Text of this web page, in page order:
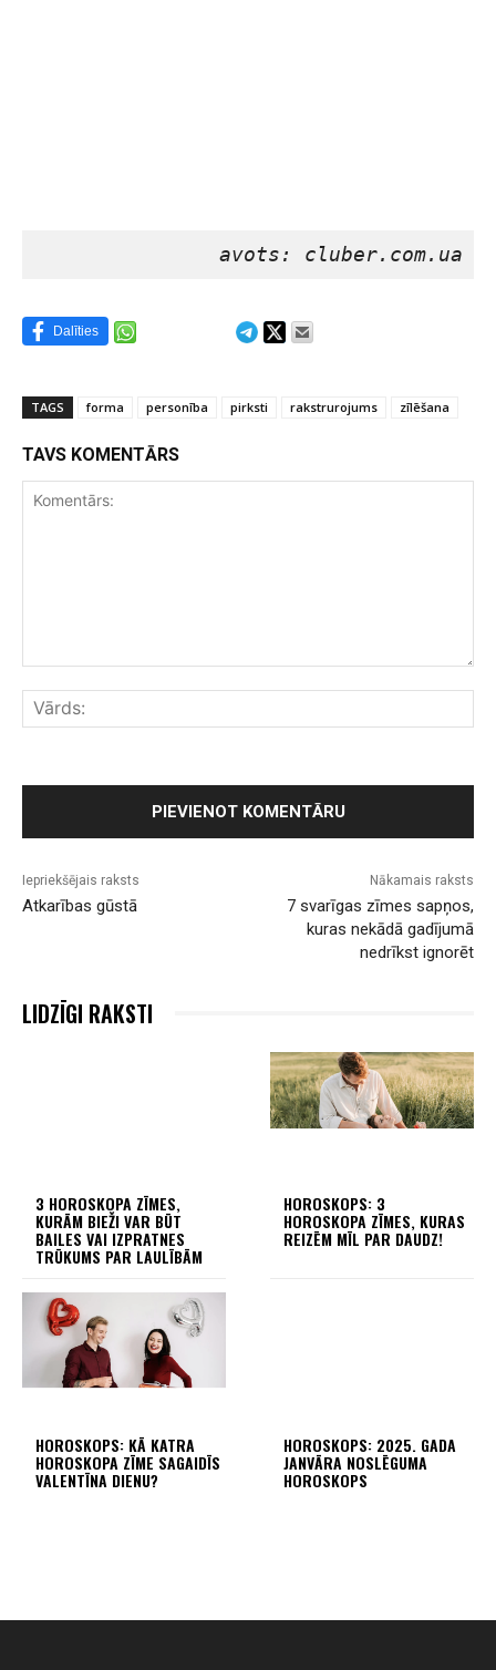
avots: cluber.com.ua
Dalīties
TAGS forma personība pirksti rakstrurojums zīlēšana
TAVS KOMENTĀRS
Iepriekšējais raksts
Atkarības gūstā
Nākamais raksts
7 svarīgas zīmes sapņos,
kuras nekādā gadījumā
nedrīkst ignorēt
LIDZĪGI RAKSTI
3 HOROSKOPA ZĪMES,
KURĀM BIEŽI VAR BŪT
BAILES VAI IZPRATNES
TRŪKUMS PAR LAULĪBĀM
HOROSKOPS: 3
HOROSKOPA ZĪMES, KURAS
REIZĒM MĪL PAR DAUDZ!
HOROSKOPS: KĀ KATRA
HOROSKOPA ZĪME SAGAIDĪS
VALENTĪNA DIENU?
HOROSKOPS: 2025. GADA
JANVĀRA NOSLĒGUMA
HOROSKOPS